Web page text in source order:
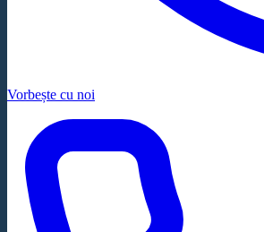
Vorbește cu noi